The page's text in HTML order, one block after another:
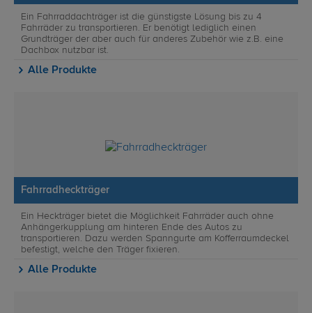
Ein Fahrraddachträger ist die günstigste Lösung bis zu 4
Fahrräder zu transportieren. Er benötigt lediglich einen
Grundträger der aber auch für anderes Zubehör wie z.B. eine
Dachbox nutzbar ist.
Alle Produkte
Fahrradheckträger
Ein Heckträger bietet die Möglichkeit Fahrräder auch ohne
Anhängerkupplung am hinteren Ende des Autos zu
transportieren. Dazu werden Spanngurte am Kofferraumdeckel
befestigt, welche den Träger fixieren.
Alle Produkte